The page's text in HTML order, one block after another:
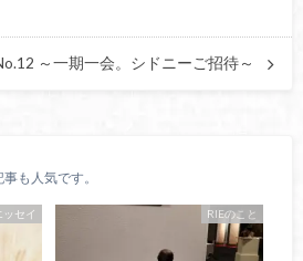
～一期一会。シドニーご招待～
も人気です。
セイ RIEのこと